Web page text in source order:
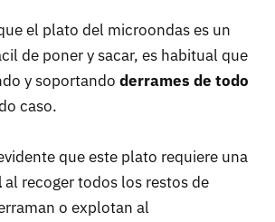
el plato del microondas es un
de poner y sacar, es habitual que
y soportando derrames de todo
caso.
que este plato requiere una
al recoger todos los restos de
o explotan al